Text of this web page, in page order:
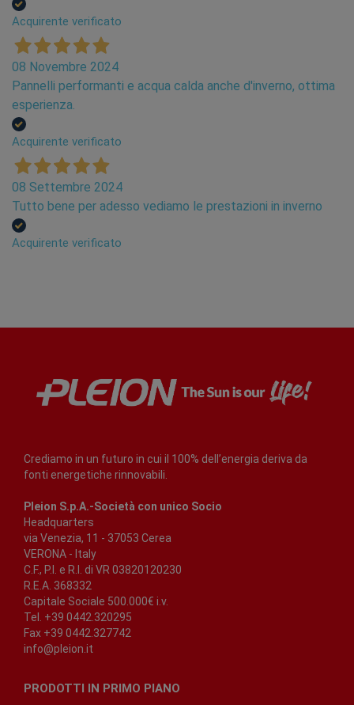
Acquirente verificato
08 Novembre 2024
Pannelli performanti e acqua calda anche d'inverno, ottima
esperienza.
Acquirente verificato
08 Settembre 2024
Tutto bene per adesso vediamo le prestazioni in inverno
Acquirente verificato
Crediamo in un futuro in cui il 100% dell’energia deriva da
fonti energetiche rinnovabili.
Pleion S.p.A.-Società con unico Socio
Headquarters
via Venezia, 11 - 37053 Cerea
VERONA - Italy
C.F., P.I. e R.I. di VR 03820120230
R.E.A. 368332
Capitale Sociale 500.000€ i.v.
Tel. +39 0442.320295
Fax +39 0442.327742
info@pleion.it
PRODOTTI IN PRIMO PIANO